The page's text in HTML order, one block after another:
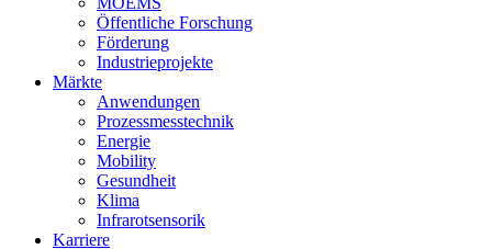
Öffentliche Forschung
Förderung
Industrieprojekte
Märkte
Anwendungen
Prozessmesstechnik
Energie
Mobility
Gesundheit
Klima
Infrarotsensorik
Karriere